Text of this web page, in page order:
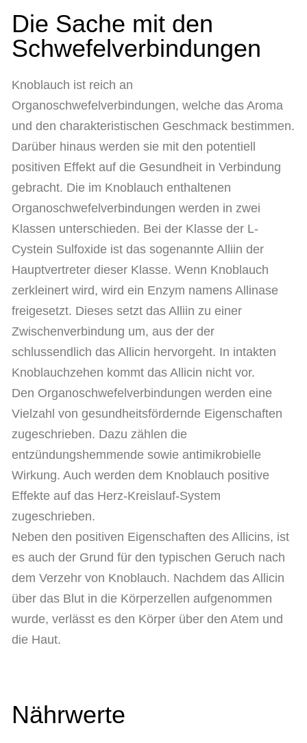
Die Sache mit den
Schwefelverbindungen
Knoblauch ist reich an
Organoschwefelverbindungen, welche das Aroma
und den charakteristischen Geschmack bestimmen.
Darüber hinaus werden sie mit den potentiell
positiven Effekt auf die Gesundheit in Verbindung
gebracht. Die im Knoblauch enthaltenen
Organoschwefelverbindungen werden in zwei
Klassen unterschieden. Bei der Klasse der L-
Cystein Sulfoxide ist das sogenannte Alliin der
Hauptvertreter dieser Klasse. Wenn Knoblauch
zerkleinert wird, wird ein Enzym namens Allinase
freigesetzt. Dieses setzt das Alliin zu einer
Zwischenverbindung um, aus der der
schlussendlich das Allicin hervorgeht. In intakten
Knoblauchzehen kommt das Allicin nicht vor.
Den Organoschwefelverbindungen werden eine
Vielzahl von gesundheitsfördernde Eigenschaften
zugeschrieben. Dazu zählen die
entzündungshemmende sowie antimikrobielle
Wirkung. Auch werden dem Knoblauch positive
Effekte auf das Herz-Kreislauf-System
zugeschrieben.
Neben den positiven Eigenschaften des Allicins, ist
es auch der Grund für den typischen Geruch nach
dem Verzehr von Knoblauch. Nachdem das Allicin
über das Blut in die Körperzellen aufgenommen
wurde, verlässt es den Körper über den Atem und
die Haut.
Nährwerte